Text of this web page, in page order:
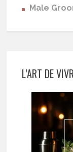
Male
L’ART DE